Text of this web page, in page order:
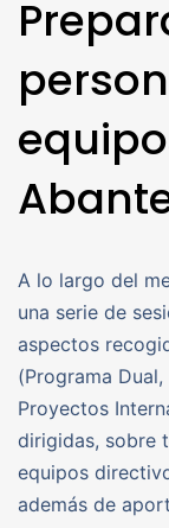
A lo largo del
una serie de
aspectos
(Programa
Proyectos
dirigidas, sobre
equipos
además de